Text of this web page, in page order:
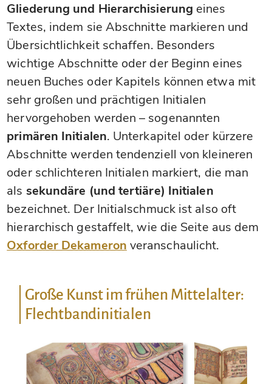
Gliederung und Hierarchisierung eines
Textes, indem sie Abschnitte markieren und
Übersichtlichkeit schaffen. Besonders
wichtige Abschnitte oder der Beginn eines
neuen Buches oder Kapitels können etwa mit
sehr großen und prächtigen Initialen
hervorgehoben werden – sogenannten
primären Initialen. Unterkapitel oder kürzere
Abschnitte werden tendenziell von kleineren
oder schlichteren Initialen markiert, die man
als sekundäre (und tertiäre) Initialen
bezeichnet. Der Initialschmuck ist also oft
hierarchisch gestaffelt, wie die Seite aus dem
Oxforder Dekameron veranschaulicht.
Große Kunst im frühen Mittelalter:
Flechtbandinitialen